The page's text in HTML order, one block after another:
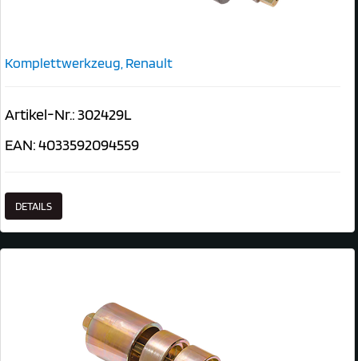
Komplettwerkzeug, Renault
Artikel-Nr.: 302429L
EAN: 4033592094559
DETAILS